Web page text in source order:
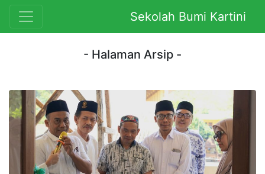
Sekolah Bumi Kartini
- Halaman Arsip -